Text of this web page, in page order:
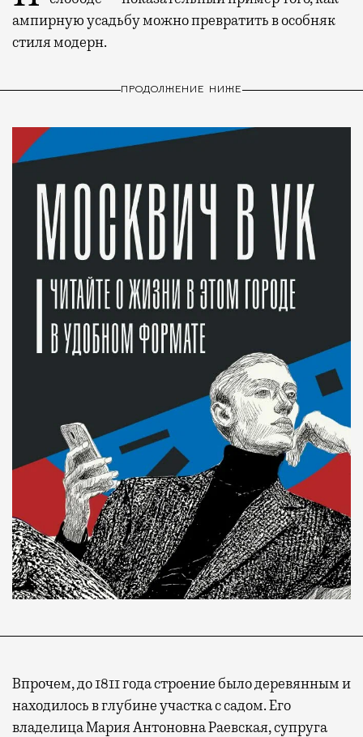
ампирную усадьбу можно превратить в особняк
стиля модерн.
ПРОДОЛЖЕНИЕ НИЖЕ
Впрочем, до 1811 года строение было деревянным и
находилось в глубине участка с садом. Его
владелица Мария Антоновна Раевская, супруга